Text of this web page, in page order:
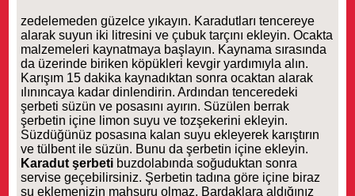
zedelemeden güzelce yıkayın. Karadutları tencereye
alarak suyun iki litresini ve çubuk tarçını ekleyin. Ocakta
malzemeleri kaynatmaya başlayın. Kaynama sırasında
da üzerinde biriken köpükleri kevgir yardımıyla alın.
Karışım 15 dakika kaynadıktan sonra ocaktan alarak
ılınıncaya kadar dinlendirin. Ardından tenceredeki
şerbeti süzün ve posasını ayırın. Süzülen berrak
şerbetin içine limon suyu ve tozşekerini ekleyin.
Süzdüğünüz posasına kalan suyu ekleyerek karıştırın
ve tülbent ile süzün. Bunu da şerbetin içine ekleyin.
Karadut şerbeti buzdolabında soğuduktan sonra
servise geçebilirsiniz. Şerbetin tadına göre içine biraz
su eklemenizin mahsuru olmaz. Bardaklara aldığınız